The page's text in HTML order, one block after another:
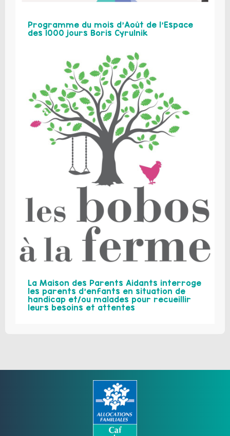
Programme du mois d’Août de l’Espace
des 1000 jours Boris Cyrulnik
La Maison des Parents Aidants interroge
les parents d’enfants en situation de
handicap et/ou malades pour recueillir
leurs besoins et attentes